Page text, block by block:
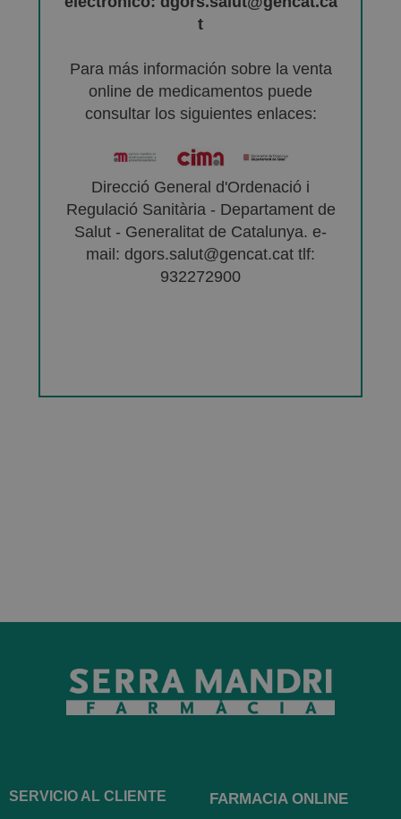
t
Para más información sobre la venta
online de medicamentos puede
consultar los siguientes enlaces:
Direcció General d'Ordenació i
Regulació Sanitària - Departament de
Salut - Generalitat de Catalunya. e-
mail: dgors.salut@gencat.cat tlf:
932272900
SERVICIO AL CLIENTE FARMACIA ONLINE